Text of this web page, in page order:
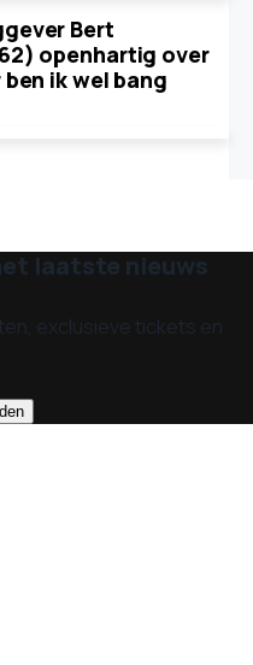
Bert
openhartig over
ik wel bang
laatste nieuws
exclusieve tickets en